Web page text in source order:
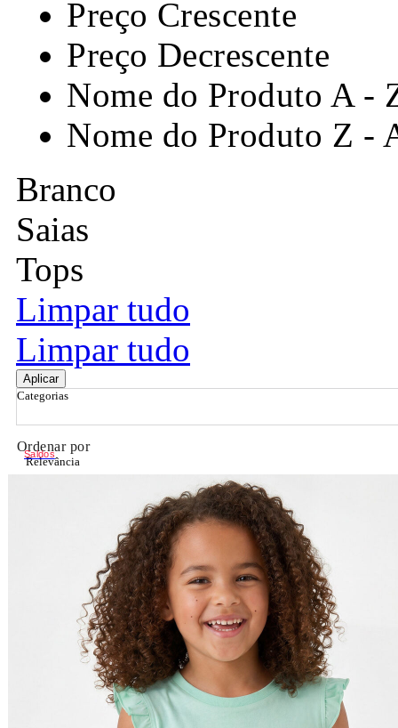
Preço Crescente
Preço Decrescente
Nome do Produto A -
Nome do Produto Z -
Branco
Saias
Tops
Limpar tudo
Limpar tudo
Aplicar
Categorias
Ordenar por
Relevância
Preço Crescente
Preço Decrescente
Nome do Produto A - Z
Nome do Produto Z - A
Filtrar & Ordenar
Saldos